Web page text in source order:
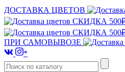
ДОСТАВКА ЦВЕТОВ
СКИДКА
СКИДКА
ПРИ САМОВЫВОЗЕ
*